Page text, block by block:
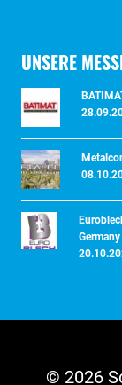
UNSERE
Germany
© 2026